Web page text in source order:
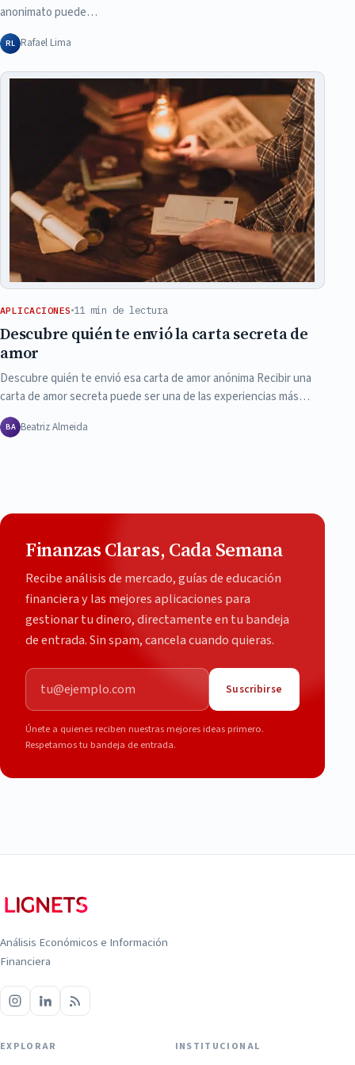
anonimato puede…
RL Rafael Lima
APLICACIONES 11 min de lectura
Descubre quién te envió la carta secreta de
amor
Descubre quién te envió esa carta de amor anónima Recibir una
carta de amor secreta puede ser una de las experiencias más…
BA Beatriz Almeida
Finanzas Claras, Cada Semana
Recibe análisis de mercado, guías de educación
financiera y las mejores aplicaciones para
gestionar tu dinero, directamente en tu bandeja
de entrada. Sin spam, cancela cuando quieras.
Correo electrónico
Suscribirse
Únete a quienes reciben nuestras mejores ideas primero.
Respetamos tu bandeja de entrada.
Análisis Económicos e Información
Financiera
EXPLORAR INSTITUCIONAL